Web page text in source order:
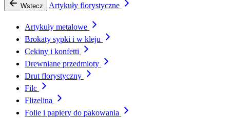
Wstecz Artykuły florystyczne
Artykuły metalowe
Brokaty sypki i w kleju
Cekiny i konfetti
Drewniane przedmioty
Drut florystyczny
Filc
Flizelina
Folie i papiery do pakowania